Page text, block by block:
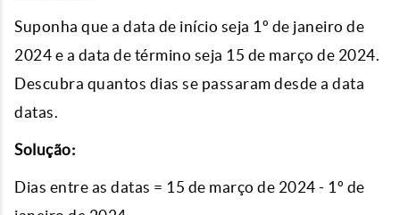
Suponha que a data de início seja 1º de janeiro de
2024 e a data de término seja 15 de março de 2024.
Descubra quantos dias se passaram desde a data
datas.
Solução:
Dias entre as datas = 15 de março de 2024 - 1º de